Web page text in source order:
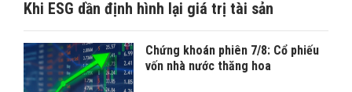
Khi ESG dần định hình lại giá trị tài sản
Chứng khoán phiên 7/8: Cổ phiếu
vốn nhà nước thăng hoa